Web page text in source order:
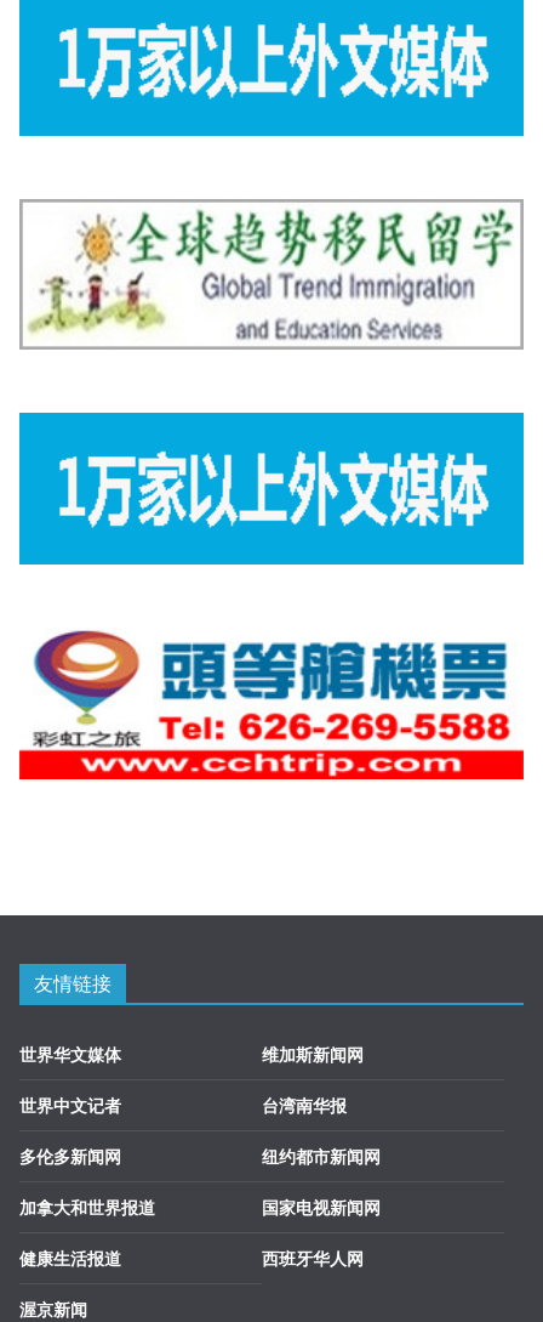
友情链接
世界华文媒体
世界中文记者
多伦多新闻网
加拿大和世界报道
健康生活报道
渥京新闻
维加斯新闻网
台湾南华报
纽约都市新闻网
国家电视新闻网
西班牙华人网